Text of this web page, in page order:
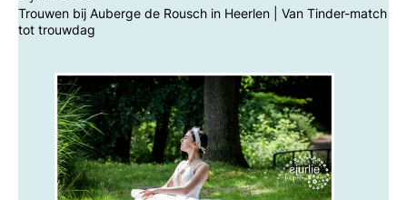
Trouwen bij Auberge de Rousch in Heerlen | Van Tinder-match
tot trouwdag